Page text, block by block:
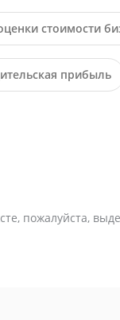
стоимости
прибыль
пожалуйста,